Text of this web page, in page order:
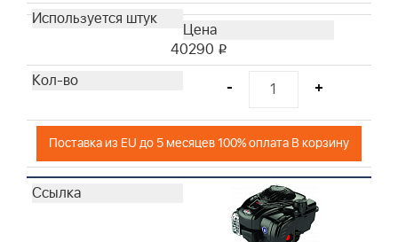
40290 i
- +
Поставка из EU до 5 месяцев 100% оплата В корзину